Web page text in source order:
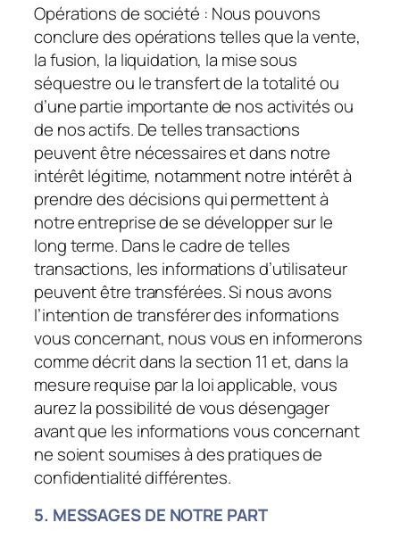
Opérations de société : Nous pouvons
conclure des opérations telles que la vente,
la fusion, la liquidation, la mise sous
séquestre ou le transfert de la totalité ou
d’une partie importante de nos activités ou
de nos actifs. De telles transactions
peuvent être nécessaires et dans notre
intérêt légitime, notamment notre intérêt à
prendre des décisions qui permettent à
notre entreprise de se développer sur le
long terme. Dans le cadre de telles
transactions, les informations d’utilisateur
peuvent être transférées. Si nous avons
l’intention de transférer des informations
vous concernant, nous vous en informerons
comme décrit dans la section 11 et, dans la
mesure requise par la loi applicable, vous
aurez la possibilité de vous désengager
avant que les informations vous concernant
ne soient soumises à des pratiques de
confidentialité différentes.
5. MESSAGES DE NOTRE PART